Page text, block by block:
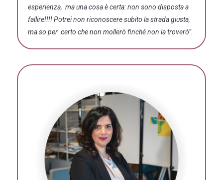
esperienza, ma una cosa è certa: non sono disposta a
fallire!!!! Potrei non riconoscere subito la strada giusta,
ma so per certo che non mollerò finché non la troverò”.